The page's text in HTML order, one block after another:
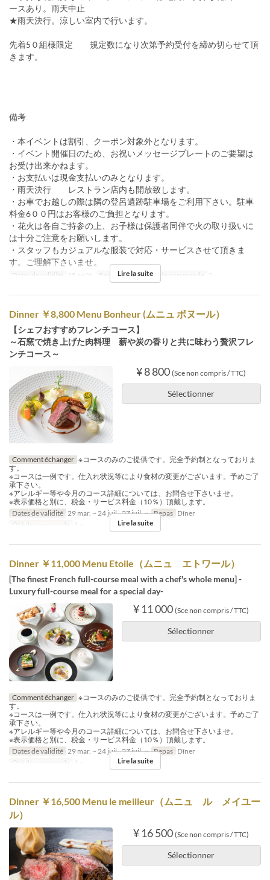
ースあり。雨天中止
★雨天決行。涼しい室内で行います。
先着5０組様限定 規定数になり次第予約受付を締め切らせて頂
きます。
備考
・本イベントは割引、クーポン対象外となります。
・イベント開催日のため、お祝いメッセージプレートのご要望は
お受け出来かねます。
・お支払いは現金支払いのみとなります。
・雨天決行 レストラン店内も開放致します。
・お車でお越しの際は隣の登呂遺跡駐車場をご利用下さい。駐車
料金6００円はお客様のご負担となります。
・花火は各自ご持参の上、お子様は保護者同伴で火の取り扱いに
は十分ご注意をお願いします。
・スタッフもカジュアルな服装で対応・サービスさせて頂きま
す。ご理解下さいませ。
Dates de validité 15 août. Repas Dîner Qté de commande 2 ~
Lire la suite
Dinner ￥8,800 Menu Bonheur (ムニュ ボヌール）
【シェフおすすめフレンチコース】
～石窯で焼き上げた肉料理 薪や炭の香りと共に味わう贅沢フレ
ンチコース～
¥ 8 800 (Sce non compris / TTC)
Sélectionner
Comment échanger ※コースのみのご提供です。完全予約制となっておりま
す。
※コースは一例です。仕入れ状況等により食材の変更がございます。予めご了
承下さい。
※アレルギー等や今月のコース詳細については、お問合せ下さいませ。
※表示価格と別に、税金・サービス料金（10％）頂戴します。
Dates de validité 29 mar. ~ 24 juil., 27 juil. ~ Repas Dîner
Qté de commande
1 ~ Lire la suite
Dinner ￥11,000 Menu Etoile（ムニュ エトワール）
[The finest French full-course meal with a chef's whole menu] -
Luxury full-course meal for a special day-
¥ 11 000 (Sce non compris / TTC)
Sélectionner
Comment échanger ※コースのみのご提供です。完全予約制となっておりま
す。
※コースは一例です。仕入れ状況等により食材の変更がございます。予めご了
承下さい。
※アレルギー等や今月のコース詳細については、お問合せ下さいませ。
※表示価格と別に、税金・サービス料金（10％）頂戴します。
Dates de validité 29 mar. ~ 24 juil., 27 juil. ~ Repas Dîner
Qté de commande
1 ~ Lire la suite
Dinner ￥16,500 Menu le meilleur（ムニュ ル メイユー
ル）
¥ 16 500 (Sce non compris / TTC)
Sélectionner